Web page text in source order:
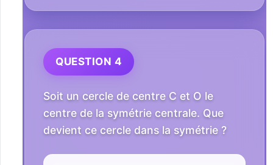
QUESTION 4
Soit un cercle de centre C et O le
centre de la symétrie centrale. Que
devient ce cercle dans la symétrie ?